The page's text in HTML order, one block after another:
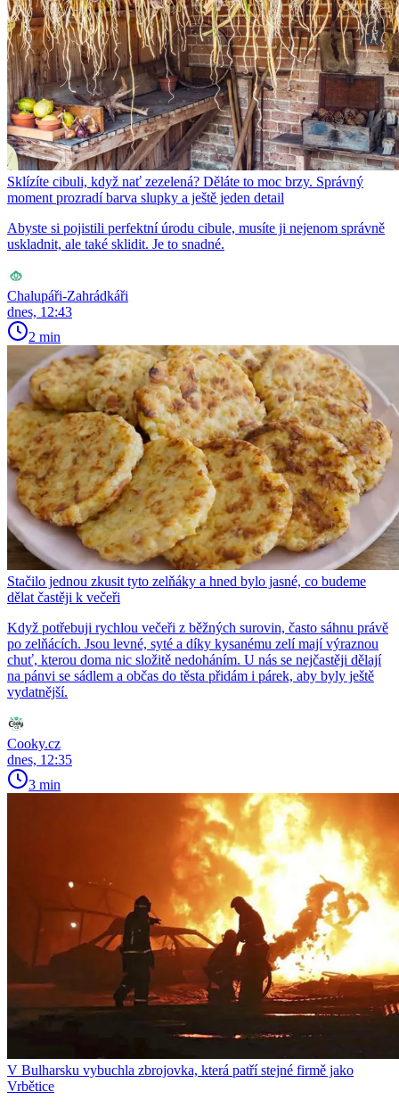
Sklízíte cibuli, když nať zezelená? Děláte to moc brzy. Správný
moment prozradí barva slupky a ještě jeden detail
Abyste si pojistili perfektní úrodu cibule, musíte ji nejenom správně
uskladnit, ale také sklidit. Je to snadné.
Chalupáři-Zahrádkáři
dnes, 12:43
2 min
Stačilo jednou zkusit tyto zelňáky a hned bylo jasné, co budeme
dělat častěji k večeři
Když potřebuji rychlou večeři z běžných surovin, často sáhnu právě
po zelňácích. Jsou levné, syté a díky kysanému zelí mají výraznou
chuť, kterou doma nic složitě nedoháním. U nás se nejčastěji dělají
na pánvi se sádlem a občas do těsta přidám i párek, aby byly ještě
vydatnější.
Cooky.cz
dnes, 12:35
3 min
V Bulharsku vybuchla zbrojovka, která patří stejné firmě jako
Vrbětice